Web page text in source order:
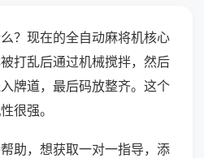
？现在的全自动麻将机核心
打乱后通过机械搅拌，然后
牌道，最后码放整齐。这个
很强。
助，想获取一对一指导，添